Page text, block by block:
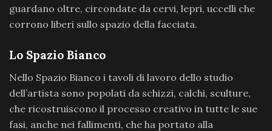
guardano oltre, circondate da cervi, lepri, uccelli che
corrono liberi sullo spazio della facciata.
Lo Spazio Bianco
Nello Spazio Bianco i tavoli di lavoro dello studio
dell’artista sono popolati da schizzi, calchi, sculture,
che ricostruiscono il processo creativo in tutte le sue
fasi, anche nei fallimenti, che ha portato alla